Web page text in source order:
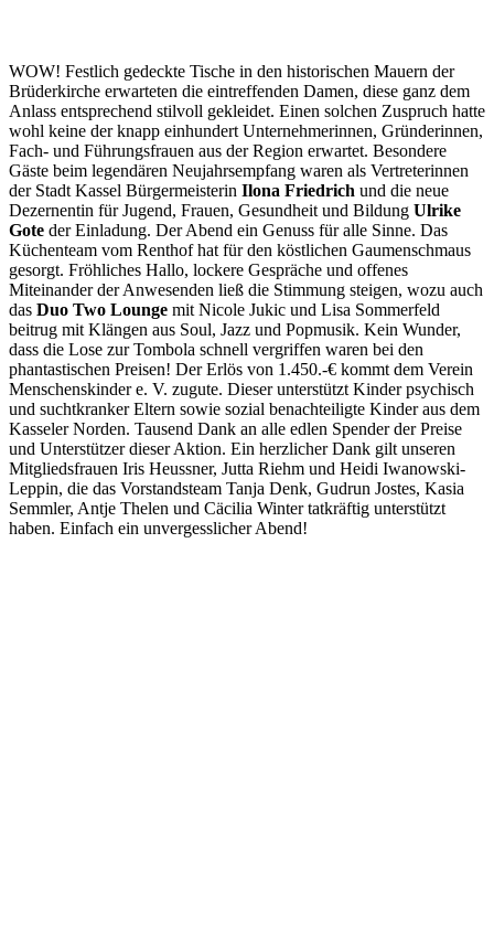
WOW! Festlich gedeckte Tische in den historischen Mauern der
Brüderkirche erwarteten die eintreffenden Damen, diese ganz dem
Anlass entsprechend stilvoll gekleidet. Einen solchen Zuspruch hatte
wohl keine der knapp einhundert Unternehmerinnen, Gründerinnen,
Fach- und Führungsfrauen aus der Region erwartet. Besondere
Gäste beim legendären Neujahrsempfang waren als Vertreterinnen
der Stadt Kassel Bürgermeisterin Ilona Friedrich und die neue
Dezernentin für Jugend, Frauen, Gesundheit und Bildung Ulrike
Gote der Einladung. Der Abend ein Genuss für alle Sinne. Das
Küchenteam vom Renthof hat für den köstlichen Gaumenschmaus
gesorgt. Fröhliches Hallo, lockere Gespräche und offenes
Miteinander der Anwesenden ließ die Stimmung steigen, wozu auch
das Duo Two Lounge mit Nicole Jukic und Lisa Sommerfeld
beitrug mit Klängen aus Soul, Jazz und Popmusik. Kein Wunder,
dass die Lose zur Tombola schnell vergriffen waren bei den
phantastischen Preisen! Der Erlös von 1.450.-€ kommt dem Verein
Menschenskinder e. V. zugute. Dieser unterstützt Kinder psychisch
und suchtkranker Eltern sowie sozial benachteiligte Kinder aus dem
Kasseler Norden. Tausend Dank an alle edlen Spender der Preise
und Unterstützer dieser Aktion. Ein herzlicher Dank gilt unseren
Mitgliedsfrauen Iris Heussner, Jutta Riehm und Heidi Iwanowski-
Leppin, die das Vorstandsteam Tanja Denk, Gudrun Jostes, Kasia
Semmler, Antje Thelen und Cäcilia Winter tatkräftig unterstützt
haben. Einfach ein unvergesslicher Abend!